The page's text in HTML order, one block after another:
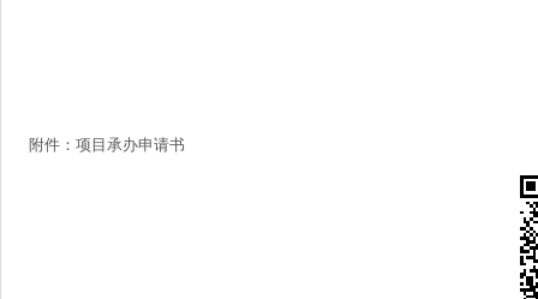
附件：项目承办申请书